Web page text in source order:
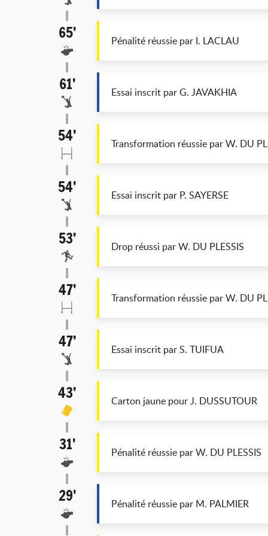
65’ Pénalité réussie par I. LACLAU
61’ Essai inscrit par G. JAVAKHIA
54’ Transformation réussie par W. DU
54’ Essai inscrit par P. SAYERSE
53’ Drop réussi par W. DU PLESSIS
47’ Transformation réussie par W. DU
47’ Essai inscrit par S. TUIFUA
43’ Carton jaune pour J. DUSSUTOUR
31’ Pénalité réussie par W. DU PLESSIS
29’ Pénalité réussie par M. PALMIER